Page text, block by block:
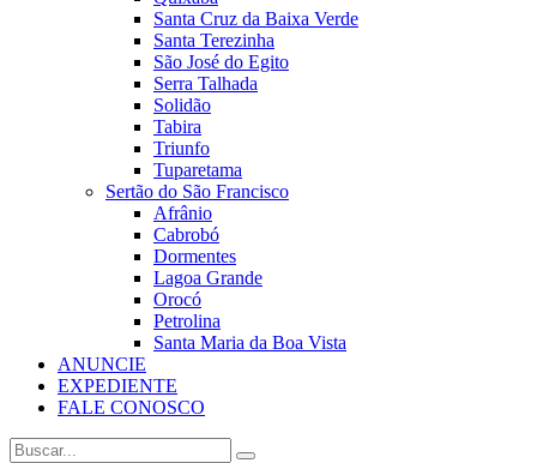
Santa Cruz da Baixa Verde
Santa Terezinha
São José do Egito
Serra Talhada
Solidão
Tabira
Triunfo
Tuparetama
Sertão do São Francisco
Afrânio
Cabrobó
Dormentes
Lagoa Grande
Orocó
Petrolina
Santa Maria da Boa Vista
ANUNCIE
EXPEDIENTE
FALE CONOSCO